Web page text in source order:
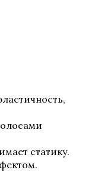
статику.